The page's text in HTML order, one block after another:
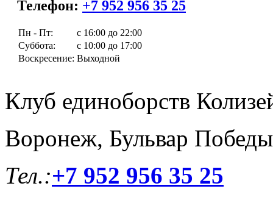
Телефон: +7 952 956 35 25
Пн - Пт:
с 16:00 до 22:00
Суббота:
с 10:00 до 17:00
Воскресение: Выходной
Клуб единоборств
Воронеж, Бульвар
Тел.:+7 952 956 35 25